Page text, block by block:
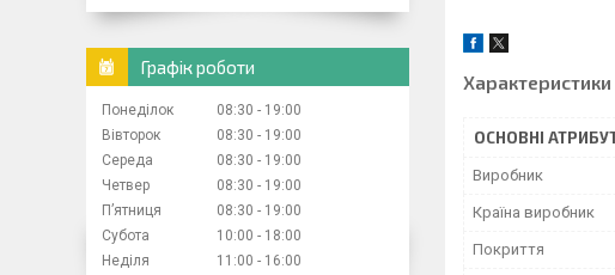
Характеристики
ОСНОВНІ
Виробник
Країна виробник
Покриття
Графік роботи
Понеділок 08:30
19:00
Вівторок
08:30
19:00
Середа
08:30
19:00
Четвер
08:30
19:00
Пʼятниця
08:30
19:00
Субота
10:00
18:00
Неділя
11:00 16:00